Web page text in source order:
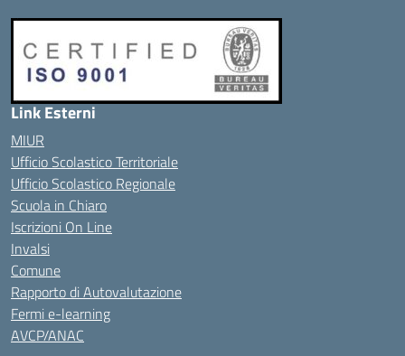
Link Esterni
MIUR
Ufficio Scolastico Territoriale
Ufficio Scolastico Regionale
Scuola in Chiaro
Iscrizioni On Line
Invalsi
Comune
Rapporto di Autovalutazione
Fermi e-learning
AVCP/ANAC